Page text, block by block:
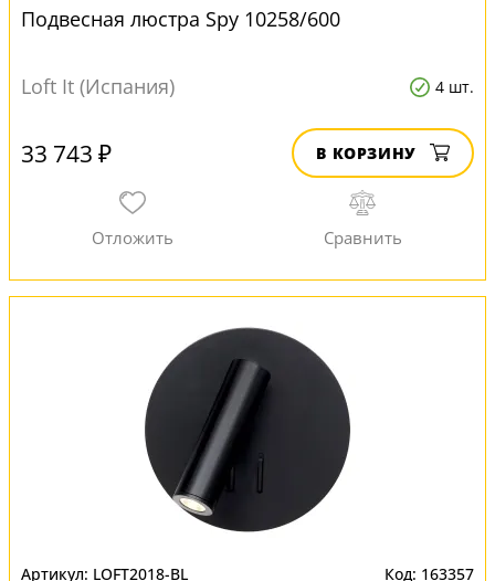
Подвесная люстра Spy 10258/600
Loft It (Испания) 4 шт.
33 743 ₽ В КОРЗИНУ
LOFT2018-BL 163357